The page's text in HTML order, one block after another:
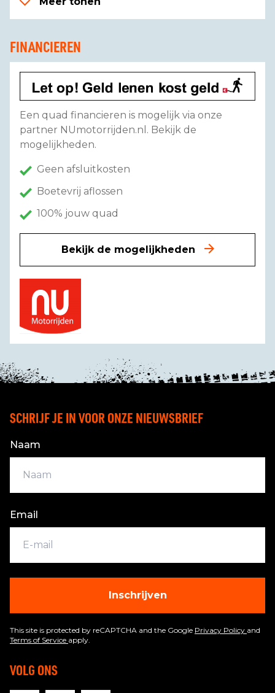
FINANCIEREN
Een quad financieren is mogelijk via onze
partner NUmotorrijden.nl. Bekijk de
mogelijkheden.
Geen afsluitkosten
Boetevrij aflossen
100% jouw quad
Bekijk de mogelijkheden
SCHRIJF JE IN VOOR ONZE NIEUWSBRIEF
Naam
Email
Inschrijven
This site is protected by reCAPTCHA and the Google Privacy Policy and
Terms of Service apply.
VOLG ONS